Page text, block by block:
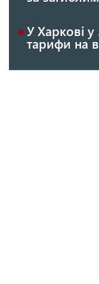
У Харкові у
тарифи на